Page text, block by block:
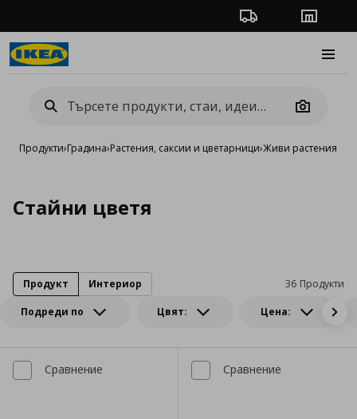
Проследяване на
Camera
Продукти›Градина›Растения, саксии и цветарници›Живи растения
Стайни цветя
Подреди по Цвят: Цена:
36 Продукти
Продукт Интериор
Сравнение Сравнение